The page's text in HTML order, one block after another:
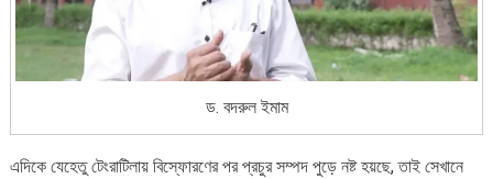
ড. বদরুল ইমাম
এদিকে যেহেতু টেংরাটিলায় বিস্ফোরণের পর প্রচুর সম্পদ পুড়ে নষ্ট হয়ছে, তাই সেখানে